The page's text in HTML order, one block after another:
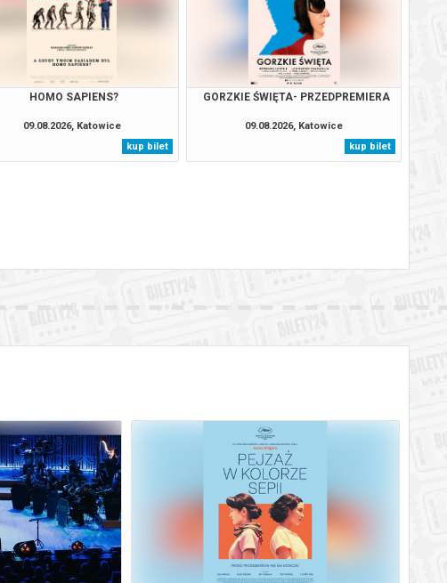
HOMO SAPIENS?
09.08.2026, Katowice
kup bilet
GORZKIE ŚWIĘTA- PRZEDPREMIERA
09.08.2026, Katowice
kup bilet